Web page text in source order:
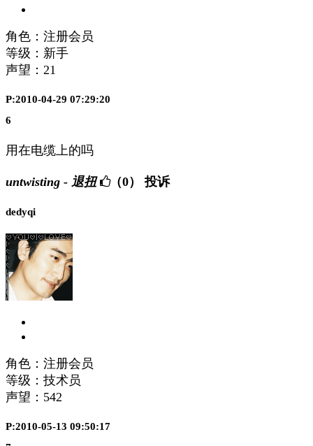
角色：注册会员
等级：新手
声望： 21
P:2010-04-29 07:29:20
6
用在电缆上的吗
untwisting - 退扭 （0） 投诉
dedyqi
角色：注册会员
等级：技术员
声望： 542
P:2010-05-13 09:50:17